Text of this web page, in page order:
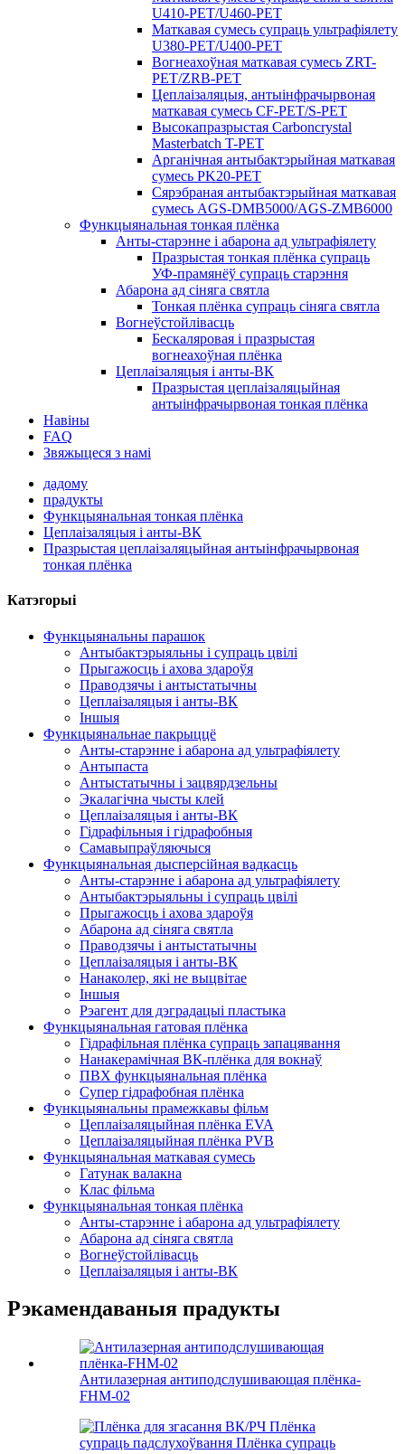
U410-PET/U460-PET
Маткавая сумесь супраць ультрафіялету
U380-PET/U400-PET
Вогнеахоўная маткавая сумесь ZRT-
PET/ZRB-PET
Цеплаізаляцыя, антыінфрачырвоная
маткавая сумесь CF-PET/S-PET
Высокапразрыстая Carboncrystal
Masterbatch T-PET
Арганічная антыбактэрыйная маткавая
сумесь PK20-PET
Сярэбраная антыбактэрыйная маткавая
сумесь AGS-DMB5000/AGS-ZMB6000
Функцыянальная тонкая плёнка
Анты-старэнне і абарона ад ультрафіялету
Празрыстая тонкая плёнка супраць
УФ-прамянёў супраць старэння
Абарона ад сіняга святла
Тонкая плёнка супраць сіняга святла
Вогнеўстойлівасць
Бескаляровая і празрыстая
вогнеахоўная плёнка
Цеплаізаляцыя і анты-ВК
Празрыстая цеплаізаляцыйная
антыінфрачырвоная тонкая плёнка
Навіны
FAQ
Звяжыцеся з намі
дадому
прадукты
Функцыянальная тонкая плёнка
Цеплаізаляцыя і анты-ВК
Празрыстая цеплаізаляцыйная антыінфрачырвоная
тонкая плёнка
Катэгорыі
Функцыянальны парашок
Антыбактэрыяльны і супраць цвілі
Прыгажосць і ахова здароўя
Праводзячы і антыстатычны
Цеплаізаляцыя і анты-ВК
Іншыя
Функцыянальнае пакрыццё
Анты-старэнне і абарона ад ультрафіялету
Антыпаста
Антыстатычны і зацвярдзельны
Экалагічна чысты клей
Цеплаізаляцыя і анты-ВК
Гідрафільныя і гідрафобныя
Самавыпраўляючыся
Функцыянальная дысперсійная вадкасць
Анты-старэнне і абарона ад ультрафіялету
Антыбактэрыяльны і супраць цвілі
Прыгажосць і ахова здароўя
Абарона ад сіняга святла
Праводзячы і антыстатычны
Цеплаізаляцыя і анты-ВК
Нанаколер, які не выцвітае
Іншыя
Рэагент для дэградацыі пластыка
Функцыянальная гатовая плёнка
Гідрафільная плёнка супраць запацявання
Нанакерамічная ВК-плёнка для вокнаў
ПВХ функцыянальная плёнка
Супер гідрафобная плёнка
Функцыянальны прамежкавы фільм
Цеплаізаляцыйная плёнка EVA
Цеплаізаляцыйная плёнка PVB
Функцыянальная маткавая сумесь
Гатунак валакна
Клас фільма
Функцыянальная тонкая плёнка
Анты-старэнне і абарона ад ультрафіялету
Абарона ад сіняга святла
Вогнеўстойлівасць
Цеплаізаляцыя і анты-ВК
Рэкамендаваныя прадукты
Антилазерная антиподслушивающая плёнка-
FHM-02